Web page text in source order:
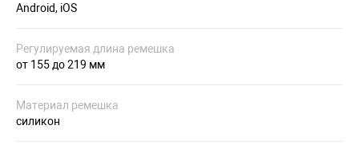
Android, iOS
Регулируемая длина ремешка
от 155 до 219 мм
Материал ремешка
силикон